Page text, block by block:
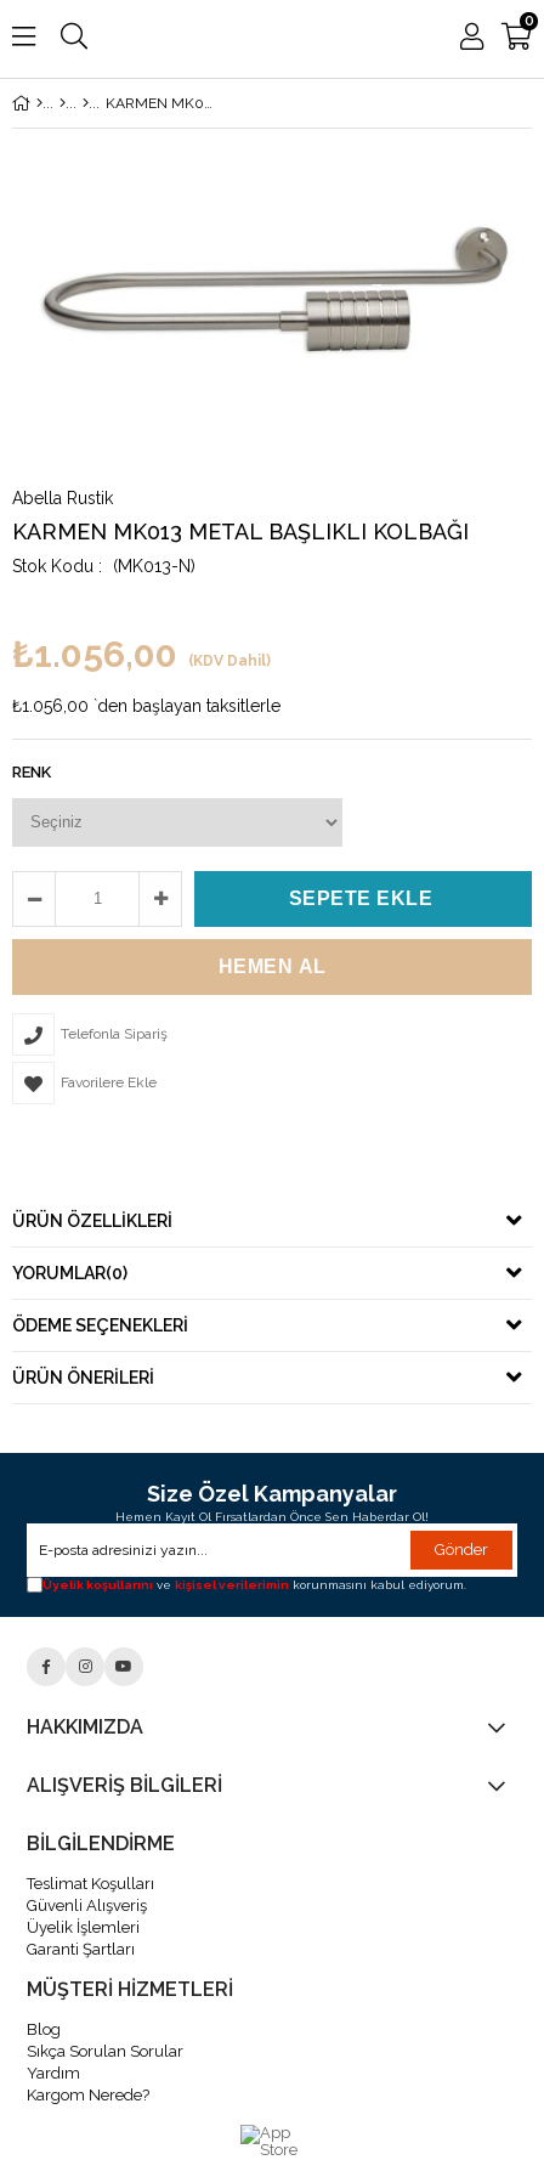
0
KARMEN MK013 METAL BAŞLIKLI KOLBAĞI
Abella Rustik
KARMEN MK013 METAL BAŞLIKLI KOLBAĞI
(MK013-N)
₺1.056,00 (KDV Dahil)
₺1.056,00 `den başlayan taksitlerle
RENK
Telefonla Sipariş
Favorilere Ekle
ÜRÜN ÖZELLIKLERI
YORUMLAR(0)
ÖDEME SEÇENEKLERI
ÜRÜN ÖNERILERI
Size Özel Kampanyalar
Hemen Kayıt Ol Fırsatlardan Önce Sen Haberdar Ol!
Gönder
Üyelik koşullarını vekişisel verilerimin korunmasını kabul ediyorum.
HAKKIMIZDA
ALIŞVERİŞ BİLGİLERİ
BİLGİLENDİRME
Teslimat Koşulları
Güvenli Alışveriş
Üyelik İşlemleri
Garanti Şartları
MÜŞTERİ HİZMETLERİ
Blog
Sıkça Sorulan Sorular
Yardım
Kargom Nerede?